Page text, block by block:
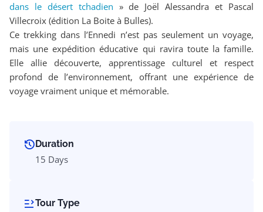
dans le désert tchadien » de Joël Alessandra et Pascal
Villecroix (édition La Boite à Bulles).
Ce trekking dans l’Ennedi n’est pas seulement un voyage,
mais une expédition éducative qui ravira toute la famille.
Elle allie découverte, apprentissage culturel et respect
profond de l’environnement, offrant une expérience de
voyage vraiment unique et mémorable.
Duration
15 Days
Tour Type